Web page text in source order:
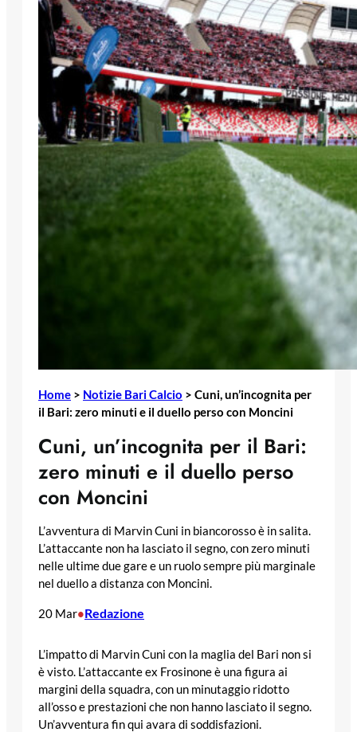
Home > Notizie Bari Calcio > Cuni, un’incognita per
il Bari: zero minuti e il duello perso con Moncini
Cuni, un’incognita per il Bari:
zero minuti e il duello perso
con Moncini
L’avventura di Marvin Cuni in biancorosso è in salita.
L’attaccante non ha lasciato il segno, con zero minuti
nelle ultime due gare e un ruolo sempre più marginale
nel duello a distanza con Moncini.
20 Mar•Redazione
L’impatto di Marvin Cuni con la maglia del Bari non si
è visto. L’attaccante ex Frosinone è una figura ai
margini della squadra, con un minutaggio ridotto
all’osso e prestazioni che non hanno lasciato il segno.
Un’avventura fin qui avara di soddisfazioni.